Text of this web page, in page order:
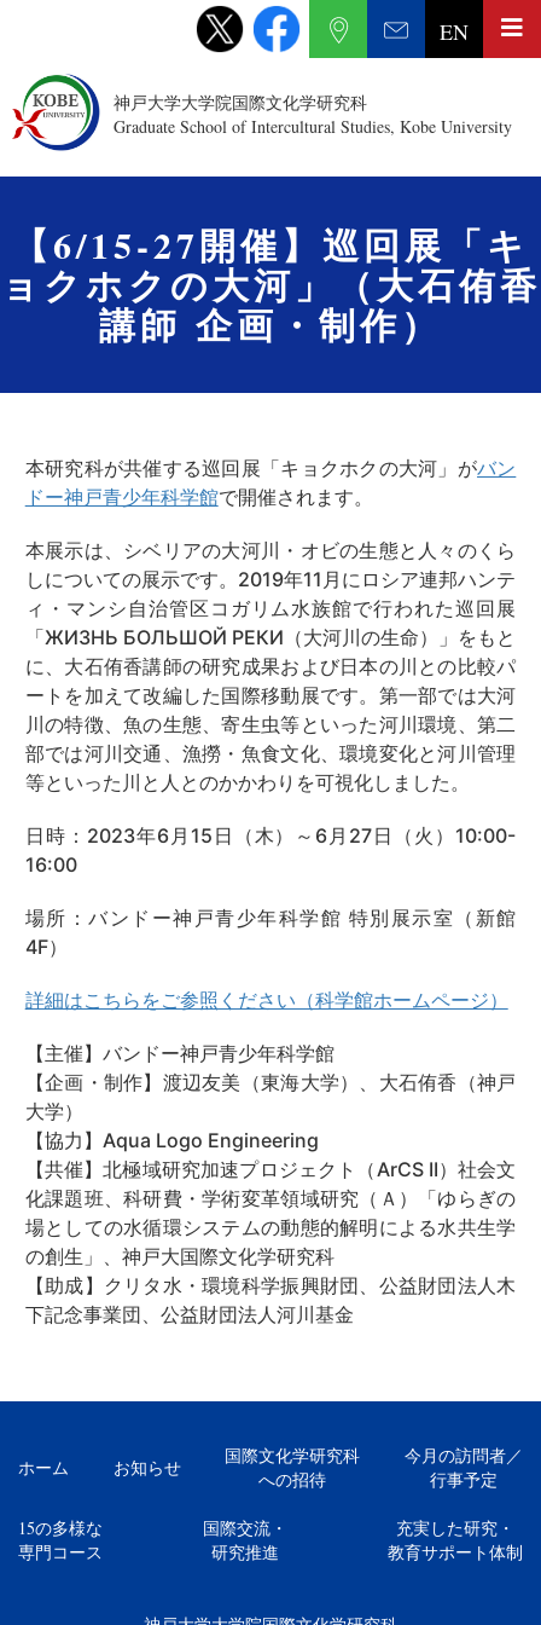
神戸大学大学院国際文化学研究科
Graduate School of Intercultural Studies, Kobe University
EN
【6/15-27開催】巡回展「キ
ョクホクの大河」（大石侑香
講師 企画・制作）
本研究科が共催する巡回展「キョクホクの大河」がバン
ドー神戸青少年科学館で開催されます。
本展示は、シベリアの大河川・オビの生態と人々のくら
しについての展示です。2019年11月にロシア連邦ハンテ
ィ・マンシ自治管区コガリム水族館で行われた巡回展
「ЖИЗНЬ БОЛЬШОЙ РЕКИ（大河川の生命）」をもと
に、大石侑香講師の研究成果および日本の川との比較パ
ートを加えて改編した国際移動展です。第一部では大河
川の特徴、魚の生態、寄生虫等といった河川環境、第二
部では河川交通、漁撈・魚食文化、環境変化と河川管理
等といった川と人とのかかわりを可視化しました。
日時：2023年6月15日（木）～6月27日（火）10:00-
16:00
場所：バンドー神戸青少年科学館 特別展示室（新館
4F）
詳細はこちらをご参照ください（科学館ホームページ）
【主催】バンドー神戸青少年科学館
【企画・制作】渡辺友美（東海大学）、大石侑香（神戸
大学）
【協力】Aqua Logo Engineering
【共催】北極域研究加速プロジェクト（ArCS II）社会文
化課題班、科研費・学術変革領域研究（Ａ）「ゆらぎの
場としての水循環システムの動態的解明による水共生学
の創生」、神戸大国際文化学研究科
【助成】クリタ水・環境科学振興財団、公益財団法人木
下記念事業団、公益財団法人河川基金
ホーム お知らせ
国際文化学研究科
への招待
今月の訪問者／
行事予定
15の多様な
専門コース
国際交流・
研究推進
充実した研究・
教育サポート体制